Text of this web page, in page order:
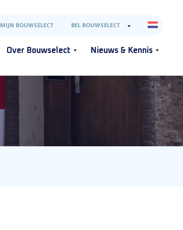
MIJN BOUWSELECT BEL BOUWSELECT
Over Bouwselect Nieuws & Kennis